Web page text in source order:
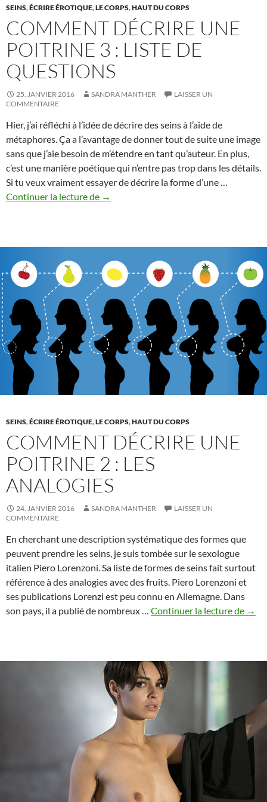
SEINS,ÉCRIRE ÉROTIQUE,LE CORPS,HAUT DU CORPS
COMMENT DÉCRIRE UNE
POITRINE 3 : LISTE DE
QUESTIONS
25. JANVIER 2016 SANDRA MANTHER
LAISSER UN
COMMENTAIRE
Hier, j’ai réfléchi à l’idée de décrire des seins à l’aide de
métaphores. Ça a l’avantage de donner tout de suite une image
sans que j’aie besoin de m’étendre en tant qu’auteur. En plus,
c’est une manière poétique qui n’entre pas trop dans les détails.
Si tu veux vraiment essayer de décrire la forme d’une …
Continuer la lecture de Comment
:
liste
questions
→
SEINS,ÉCRIRE ÉROTIQUE,LE CORPS,HAUT DU CORPS
COMMENT DÉCRIRE UNE
POITRINE 2 : LES
ANALOGIES
24. JANVIER 2016 SANDRA MANTHER
LAISSER UN
COMMENTAIRE
En cherchant une description systématique des formes que
peuvent prendre les seins, je suis tombée sur le sexologue
italien Piero Lorenzoni. Sa liste de formes de seins fait surtout
référence à des analogies avec des fruits. Piero Lorenzoni et
ses publications Lorenzi est peu connu en Allemagne. Dans
son pays, il a publié de nombreux … Continuer la lecture de →